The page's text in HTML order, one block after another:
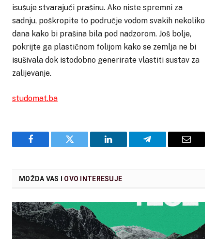
isušuje stvarajući prašinu. Ako niste spremni za
sadnju, poškropite to područje vodom svakih nekoliko
dana kako bi prašina bila pod nadzorom. Još bolje,
pokrijte ga plastičnom folijom kako se zemlja ne bi
isušivala dok istodobno generirate vlastiti sustav za
zalijevanje.
studomat.ba
Facebook Twitter LinkedIn Telegram Email
MOŽDA VAS I OVO INTERESUJE